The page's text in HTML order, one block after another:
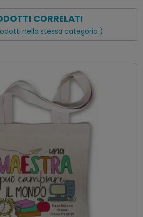
CORRELATI
nella stessa categoria )